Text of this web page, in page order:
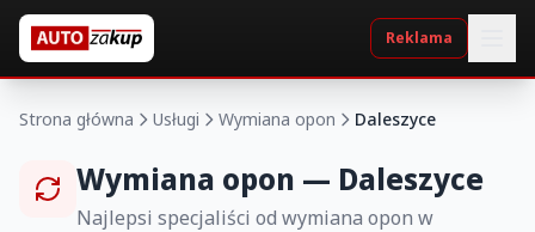
Reklama
Strona główna Usługi Wymiana opon Daleszyce
Wymiana opon — Daleszyce
Najlepsi specjaliści od wymiana opon w